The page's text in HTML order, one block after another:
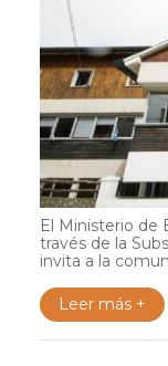
El Ministerio de
través de la
invita a la
Leer más +